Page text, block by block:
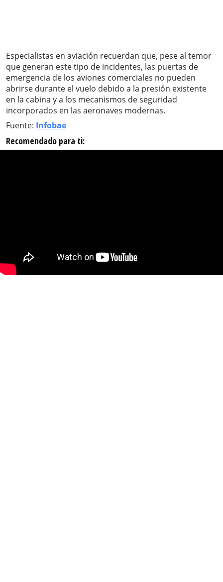
Especialistas en aviación recuerdan que, pese al temor
que generan este tipo de incidentes, las puertas de
emergencia de los aviones comerciales no pueden
abrirse durante el vuelo debido a la presión existente
en la cabina y a los mecanismos de seguridad
incorporados en las aeronaves modernas.
Fuente: Infobae
Recomendado para ti: